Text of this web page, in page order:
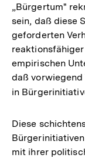
„Bürgertum"
sein, daß diese
geforderten
empirischen
daß
in
Diese
mit ihrer